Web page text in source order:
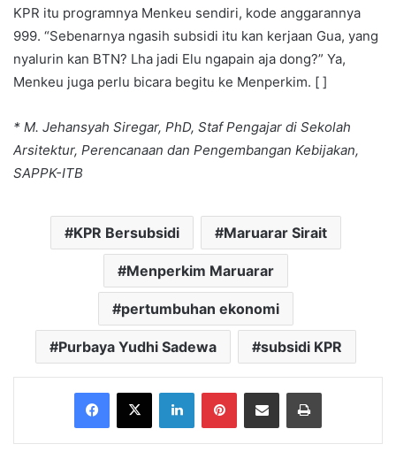
KPR itu programnya Menkeu sendiri, kode anggarannya
999. “Sebenarnya ngasih subsidi itu kan kerjaan Gua, yang
nyalurin kan BTN? Lha jadi Elu ngapain aja dong?” Ya,
Menkeu juga perlu bicara begitu ke Menperkim. [ ]
* M. Jehansyah Siregar, PhD, Staf Pengajar di Sekolah
Arsitektur, Perencanaan dan Pengembangan Kebijakan,
SAPPK-ITB
KPR Bersubsidi Maruarar Sirait
Menperkim Maruarar
pertumbuhan ekonomi
Purbaya Yudhi Sadewa subsidi KPR
Facebook
X LinkedInPinterestShare via Email Print